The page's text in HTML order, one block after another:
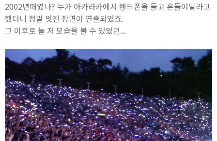
2002년때였나? 누가 아카라카에서 핸드폰을 들고 흔들어달라고
했더니 정말 멋진 장면이 연출되었죠.
그 이후로 늘 저 모습을 볼 수 있었던...